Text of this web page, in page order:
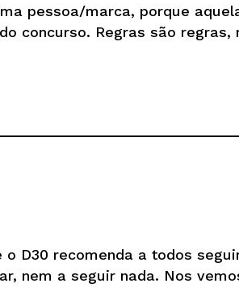
pessoa/marca, porque
concurso. Regras são
D30 recomenda a todos
nem a seguir nada. Nos